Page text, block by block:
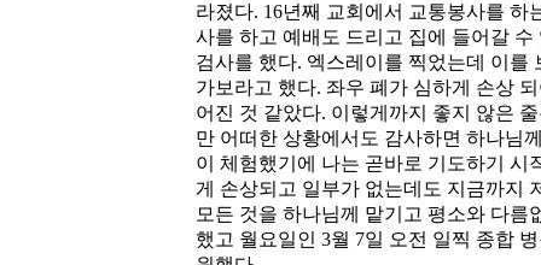
라졌다. 16년째 교회에서 교통봉사를 하
사를 하고 예배도 드리고 집에 들어갈
검사를 했다. 엑스레이를 찍었는데 이를
가보라고 했다. 좌우 폐가 심하게 손상
어진 것 같았다. 이렇게까지 좋지 않은
만 어떠한 상황에서도 감사하면 하나님
이 체험했기에 나는 곧바로 기도하기 시
게 손상되고 일부가 없는데도 지금까지
모든 것을 하나님께 맡기고 평소와 다름
했고 월요일인 3월 7일 오전 일찍 종합